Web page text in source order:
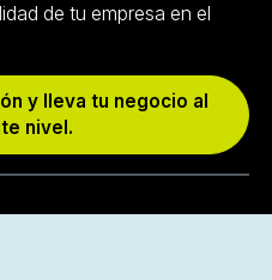
de tu empresa en el
y lleva tu negocio al
nivel.